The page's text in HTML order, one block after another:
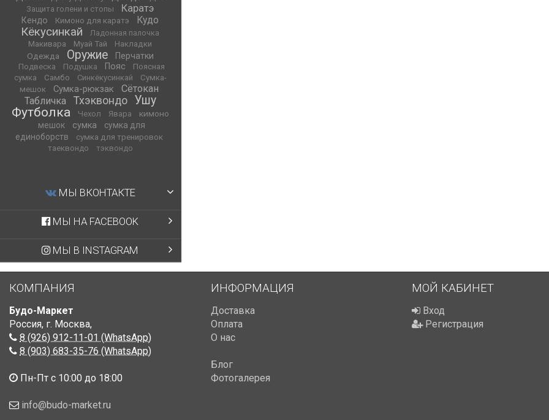
Защита голени и стопы
Каратэ
Кендо Кимоно для каратэ Кудо
Кёкусинкай
Ладонная палочка
Макивара
Муай Тай Накладки
Одежда Оружие Перчатки
Подвеска Подушка Пояс
Поясная
сумка
Самбо Синкёкусинкай
Сумка-
мешок
Сумка-рюкзак
Сётокан
Табличка
Тхэквондо Ушу
Футболка Чехол Явара
кимоно
мешок
сумка
сумка для
единоборств
сумка для тренировок
таеквондо
тэквондо
МЫ ВКОНТАКТЕ
МЫ НА FACEBOOK
МЫ В INSTAGRAM
КОМПАНИЯ
Будо-Маркет
Россия, г. Москва,
8 (926) 912-11-01 (WhatsApp)
8 (903) 683-35-76 (WhatsApp)
Пн-Пт с 10:00 до 18:00
info@budo-market.ru
ИНФОРМАЦИЯ
Доставка
Оплата
О нас
Блог
Фотогалерея
МОЙ КАБИНЕТ
Вход
Регистрация